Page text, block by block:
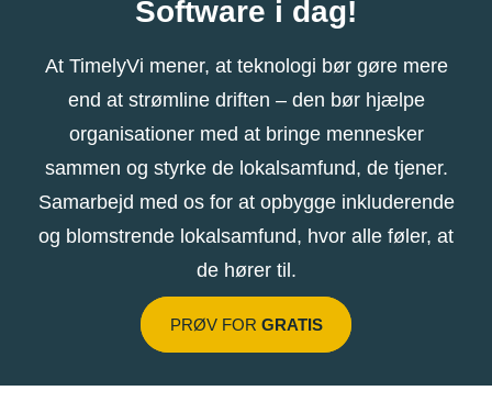
Software i dag!
At TimelyVi mener, at teknologi bør gøre mere
end at strømline driften – den bør hjælpe
organisationer med at bringe mennesker
sammen og styrke de lokalsamfund, de tjener.
Samarbejd med os for at opbygge inkluderende
og blomstrende lokalsamfund, hvor alle føler, at
de hører til.
PRØV FOR GRATIS